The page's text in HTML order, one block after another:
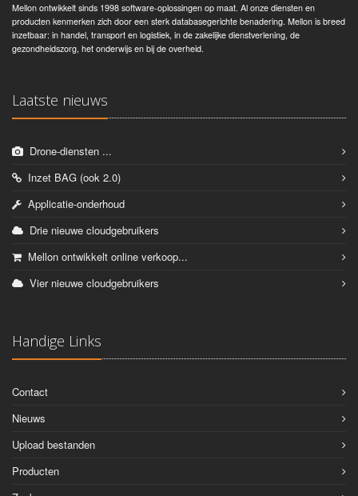
Mellon ontwikkelt sinds 1998 software-oplossingen op maat. Al onze diensten en
producten kenmerken zich door een sterk databasegerichte benadering. Mellon is breed
inzetbaar: in handel, transport en logistiek, in de zakelijke dienstverlening, de
gezondheidszorg, het onderwijs en bij de overheid.
Laatste nieuws
Drone-diensten ...
Inzet BAG (ook 2.0)
Applicatie-onderhoud
Drie nieuwe cloudgebruikers
Mellon ontwikkelt online verkoop...
Vier nieuwe cloudgebruikers
Handige Links
Contact
Nieuws
Upload bestanden
Producten